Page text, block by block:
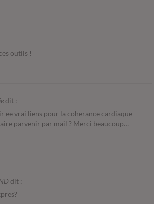
outils !
dit :
ee vrai liens pour la coherance cardiaque
parvenir par mail ? Merci beaucoup…
dit :